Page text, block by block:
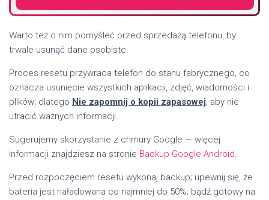
Warto też o nim pomyśleć przed sprzedażą telefonu, by
trwale usunąć dane osobiste.
Proces resetu przywraca telefon do stanu fabrycznego, co
oznacza usunięcie wszystkich aplikacji, zdjęć, wiadomości i
plików; dlatego Nie zapomnij o kopii zapasowej, aby nie
utracić ważnych informacji.
Sugerujemy skorzystanie z chmury Google — więcej
informacji znajdziesz na stronie Backup Google Android.
Przed rozpoczęciem resetu wykonaj backup; upewnij się, że
bateria jest naładowana co najmniej do 50%; bądź gotowy na